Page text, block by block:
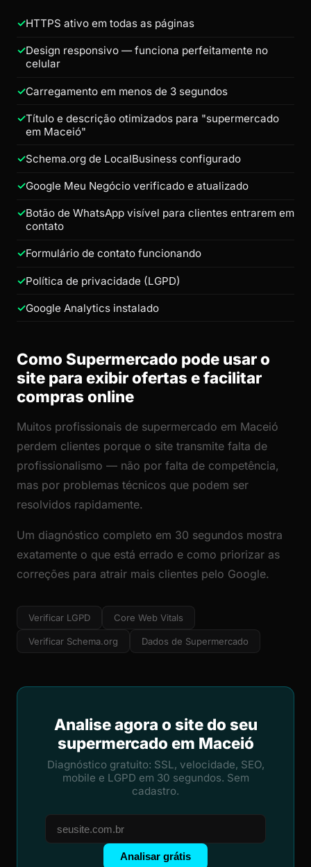
HTTPS ativo em todas as páginas
Design responsivo — funciona perfeitamente no
celular
Carregamento em menos de 3 segundos
Título e descrição otimizados para "supermercado
em Maceió"
Schema.org de LocalBusiness configurado
Google Meu Negócio verificado e atualizado
Botão de WhatsApp visível para clientes entrarem em
contato
Formulário de contato funcionando
Política de privacidade (LGPD)
Google Analytics instalado
Como Supermercado pode usar o
site para exibir ofertas e facilitar
compras online
Muitos profissionais de supermercado em Maceió
perdem clientes porque o site transmite falta de
profissionalismo — não por falta de competência,
mas por problemas técnicos que podem ser
resolvidos rapidamente.
Um diagnóstico completo em 30 segundos mostra
exatamente o que está errado e como priorizar as
correções para atrair mais clientes pelo Google.
Verificar LGPD Core Web Vitals
Verificar Schema.org Dados de Supermercado
Analise agora o site do seu
supermercado em Maceió
Diagnóstico gratuito: SSL, velocidade, SEO,
mobile e LGPD em 30 segundos. Sem
cadastro.
Analisar grátis